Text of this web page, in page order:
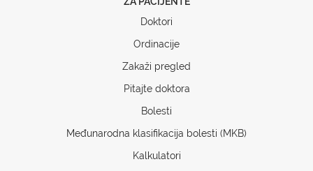
Doktori
Ordinacije
Zakaži pregled
Pitajte doktora
Bolesti
Međunarodna klasifikacija bolesti (MKB)
Kalkulatori